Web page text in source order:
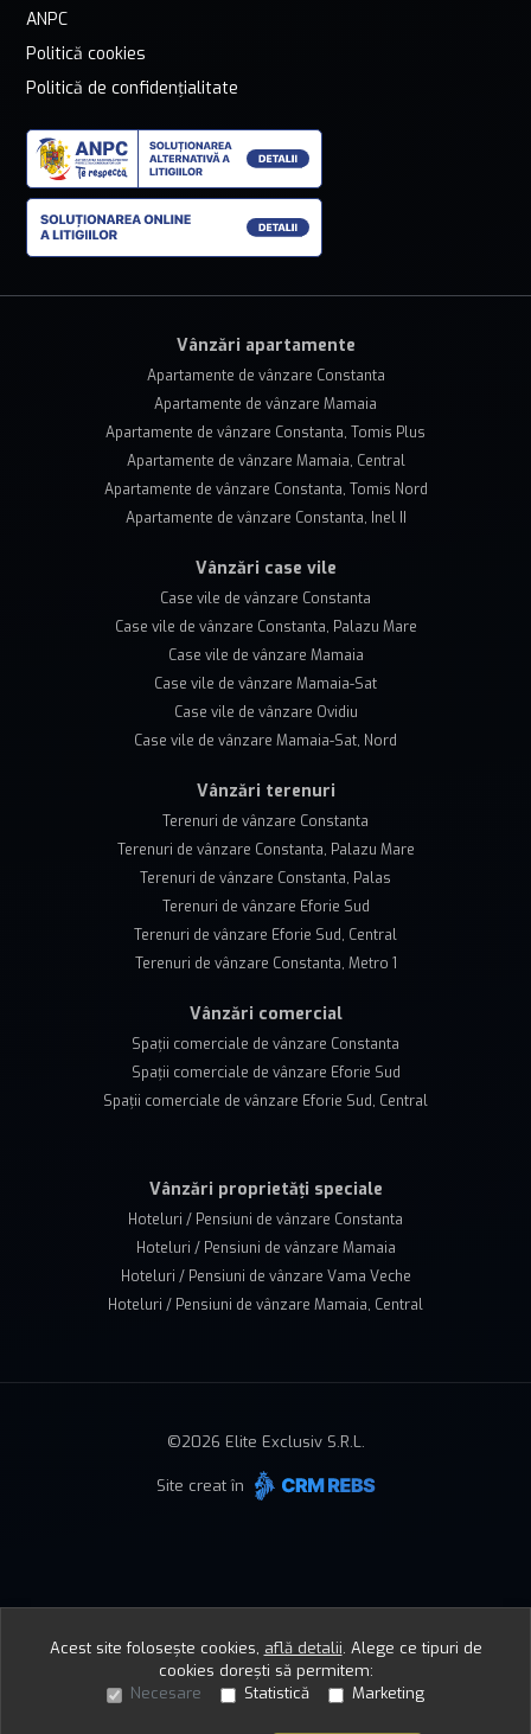
ANPC
Politică cookies
Politică de confidențialitate
Vânzări apartamente
Apartamente de vânzare Constanta
Apartamente de vânzare Mamaia
Apartamente de vânzare Constanta, Tomis Plus
Apartamente de vânzare Mamaia, Central
Apartamente de vânzare Constanta, Tomis Nord
Apartamente de vânzare Constanta, Inel II
Vânzări case vile
Case vile de vânzare Constanta
Case vile de vânzare Constanta, Palazu Mare
Case vile de vânzare Mamaia
Case vile de vânzare Mamaia-Sat
Case vile de vânzare Ovidiu
Case vile de vânzare Mamaia-Sat, Nord
Vânzări terenuri
Terenuri de vânzare Constanta
Terenuri de vânzare Constanta, Palazu Mare
Terenuri de vânzare Constanta, Palas
Terenuri de vânzare Eforie Sud
Terenuri de vânzare Eforie Sud, Central
Terenuri de vânzare Constanta, Metro 1
Vânzări comercial
Spații comerciale de vânzare Constanta
Spații comerciale de vânzare Eforie Sud
Spații comerciale de vânzare Eforie Sud, Central
Vânzări proprietăți speciale
Hoteluri / Pensiuni de vânzare Constanta
Hoteluri / Pensiuni de vânzare Mamaia
Hoteluri / Pensiuni de vânzare Vama Veche
Hoteluri / Pensiuni de vânzare Mamaia, Central
©2026 Elite Exclusiv S.R.L.
Site creat în
Acest site folosește cookies, află detalii. Alege ce tipuri de
cookies dorești să permitem:
Necesare
Statistică Marketing